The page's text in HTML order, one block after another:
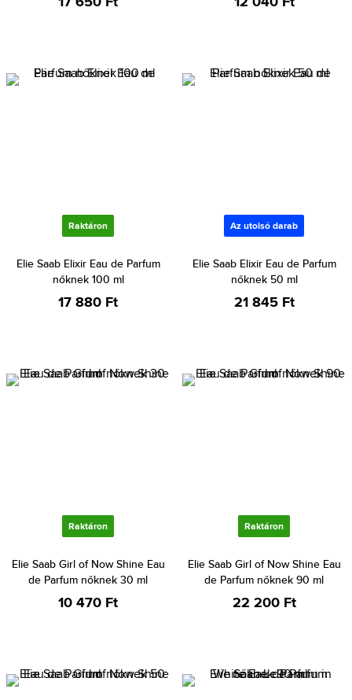
Raktáron
Elie Saab Elixir Eau de Parfum
nőknek 100 ml
17 880 Ft
Az utolsó darab
Elie Saab Elixir Eau de Parfum
nőknek 50 ml
21 845 Ft
Raktáron
Elie Saab Girl of Now Shine Eau
de Parfum nőknek 30 ml
10 470 Ft
Raktáron
Elie Saab Girl of Now Shine Eau
de Parfum nőknek 90 ml
22 200 Ft